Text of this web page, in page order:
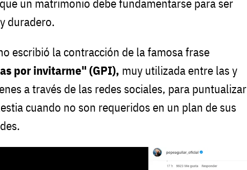
un matrimonio debe fundamentarse para ser
duradero.
escribió la contracción de la famosa frase
por invitarme" (GPI), muy utilizada entre las y
a través de las redes sociales, para puntualizar
cuando no son requeridos en un plan de sus